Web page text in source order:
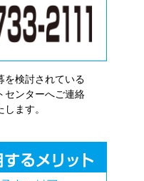
を検討されている
センターへご連絡
ます。